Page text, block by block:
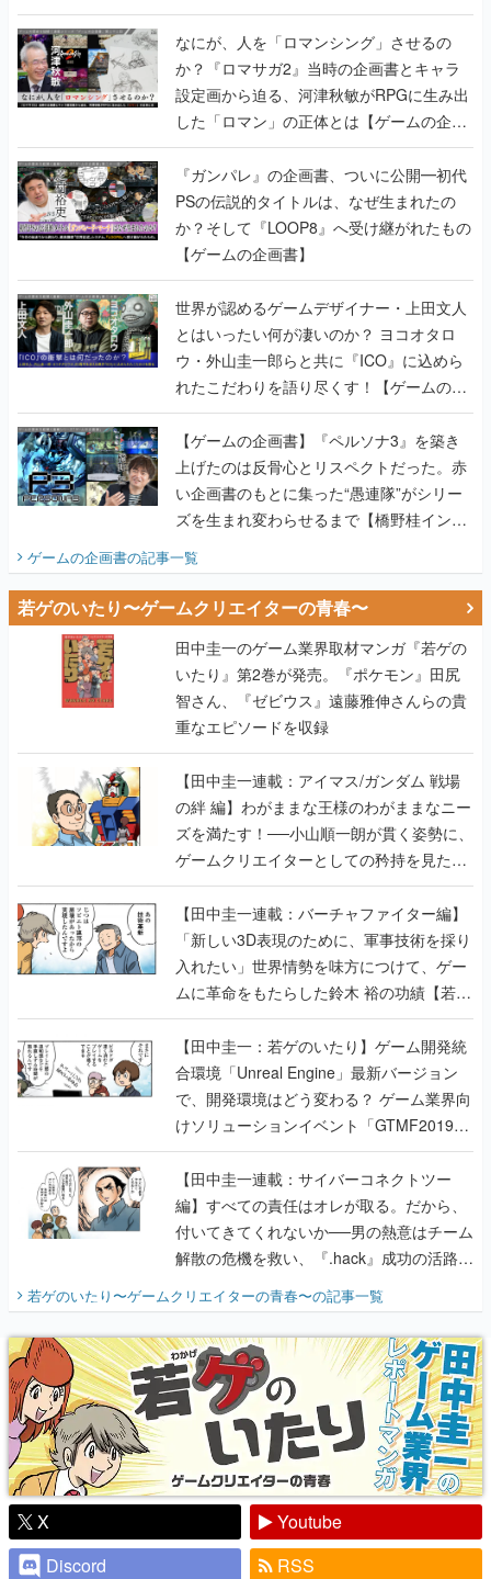
書】
なにが、人を「ロマンシング」させるの
か？『ロマサガ2』当時の企画書とキャラ
設定画から迫る、河津秋敏がRPGに生み出
した「ロマン」の正体とは【ゲームの企画
書】
『ガンパレ』の企画書、ついに公開━初代
PSの伝説的タイトルは、なぜ生まれたの
か？そして『LOOP8』へ受け継がれたもの
【ゲームの企画書】
世界が認めるゲームデザイナー・上田文人
とはいったい何が凄いのか？ ヨコオタロ
ウ・外山圭一郎らと共に『ICO』に込めら
れたこだわりを語り尽くす！【ゲームの企
画書】
【ゲームの企画書】『ペルソナ3』を築き
上げたのは反骨心とリスペクトだった。赤
い企画書のもとに集った“愚連隊”がシリー
ズを生まれ変わらせるまで【橋野桂インタ
ゲームの企画書の記事一覧
若ゲのいたり〜ゲームクリエイターの青春〜
田中圭一のゲーム業界取材マンガ『若ゲの
いたり』第2巻が発売。『ポケモン』田尻
智さん、『ゼビウス』遠藤雅伸さんらの貴
重なエピソードを収録
【田中圭一連載：アイマス/ガンダム 戦場
の絆 編】わがままな王様のわがままなニー
ズを満たす！──小山順一朗が貫く姿勢に、
ゲームクリエイターとしての矜持を見た
【若ゲのいたり最終回】
【田中圭一連載：バーチャファイター編】
「新しい3D表現のために、軍事技術を採り
入れたい」世界情勢を味方につけて、ゲー
ムに革命をもたらした鈴木 裕の功績【若ゲ
のいたり】
【田中圭一：若ゲのいたり】ゲーム開発統
合環境「Unreal Engine」最新バージョン
で、開発環境はどう変わる？ ゲーム業界向
けソリューションイベント「GTMF2019」
に行って、より理解を深めよう【PR】
【田中圭一連載：サイバーコネクトツー
編】すべての責任はオレが取る。だから、
付いてきてくれないか──男の熱意はチーム
解散の危機を救い、『.hack』成功の活路を
『少年ジャンプ』色だった【若ゲのいた
り】
若ゲのいたり〜ゲームクリエイターの青春〜の記事一覧
X
Youtube
Discord
RSS